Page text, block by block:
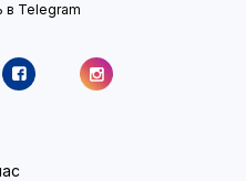
в Telegram